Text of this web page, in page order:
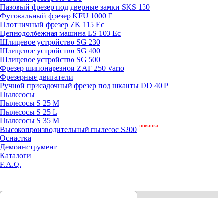
Пазовый фрезер под дверные замки SKS 130
Фуговальный фрезер KFU 1000 E
Плотничный фрезер ZK 115 Ec
Цепнодолбежная машина LS 103 Ec
Шлицевое устройство SG 230
Шлицевое устройство SG 400
Шлицевое устройство SG 500
Фрезер шипонарезной ZAF 250 Vario
Фрезерные двигатели
Ручной присадочный фрезер под шканты DD 40 P
Пылесосы
Пылесосы S 25 M
Пылесосы S 25 L
Пылесосы S 35 M
Высокопроизводительный пылесос S200 новинка
Оснастка
Демоинструмент
Каталоги
F.A.Q.